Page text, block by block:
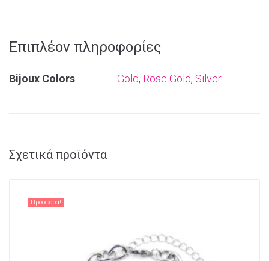
Επιπλέον πληροφορίες
Bijoux Colors Gold, Rose Gold, Silver
Σχετικά προϊόντα
Προσφορά!